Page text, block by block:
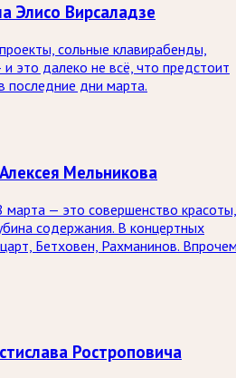
Элисо Вирсаладзе
сольные клавирабенды,
это далеко не всё, что предстоит
последние дни марта.
Мельникова
марта — это совершенство красоты,
содержания. В концертных
Бетховен, Рахманинов.
Ростроповича